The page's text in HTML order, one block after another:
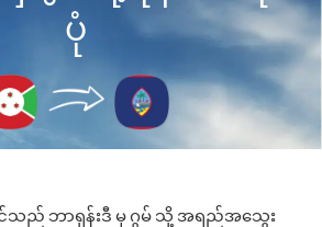
ပုံ
သင်သည် ဘာရုန်းဒီ မှ ဂွမ် သို့ အရည်အသွေး